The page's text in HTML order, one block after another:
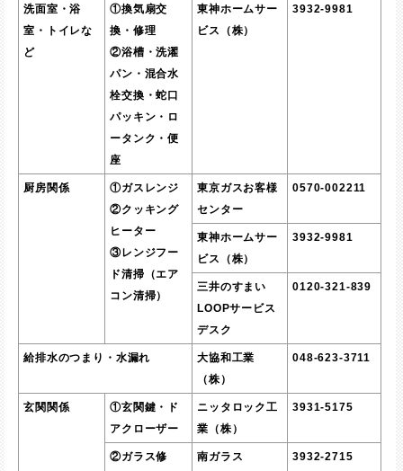
洗面室・浴
室・トイレな
ど
①換気扇交
換・修理
②浴槽・洗濯
パン・混合水
栓交換・蛇口
パッキン・ロ
ータンク・便
座
東神ホームサー
ビス（株）
3932-9981
厨房関係
①ガスレンジ
②クッキング
ヒーター
③レンジフー
ド清掃（エア
コン清掃）
東京ガスお客様
センター
0570-002211
東神ホームサー
ビス（株）
3932-9981
三井のすまい
LOOPサービス
デスク
0120-321-839
給排水のつまり・水漏れ
大協和工業
（株）
048-623-3711
玄関関係
①玄関鍵・ド
アクローザー
ニッタロック工
業（株）
3931-5175
②ガラス修
南ガラス 3932-2715